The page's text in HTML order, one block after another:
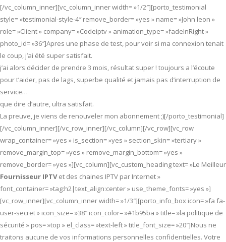
[/vc_column_inner][vc_column_inner width= »1/2″][porto_testimonial
style= »testimonial-style-4″ remove_border= »yes » name= »John leon »
role= »Client » company= »Codeiptv » animation_type= »fadeInRight »
photo_id= »36″]Apres une phase de test, pour voir si ma connexion tenait
le coup, j’ai été super satisfait.
j’ai alors décider de prendre 3 mois, résultat super ! toujours a l’écoute
pour t’aider, pas de lags, superbe qualité et jamais pas d’interruption de
service…
que dire d’autre, ultra satisfait.
La preuve, je viens de renouveler mon abonnement ;)[/porto_testimonial]
[/vc_column_inner][/vc_row_inner][/vc_column][/vc_row][vc_row
wrap_container= »yes » is_section= »yes » section_skin= »tertiary »
remove_margin_top= »yes » remove_margin_bottom= »yes »
remove_border= »yes »][vc_column][vc_custom_heading text= »Le Meilleur
Fournisseur IPTVet des chaines IPTV par Internet »
font_container= »tag:h2|text_align:center » use_theme_fonts= »yes »]
[vc_row_inner][vc_column_inner width= »1/3″][porto_info_box icon= »fa fa-
user-secret » icon_size= »38″ icon_color= »#1b95ba » title= »la politique de
sécurité » pos= »top » el_class= »text-left » title_font_size= »20″]Nous ne
traitons aucune de vos informations personnelles confidentielles. Votre